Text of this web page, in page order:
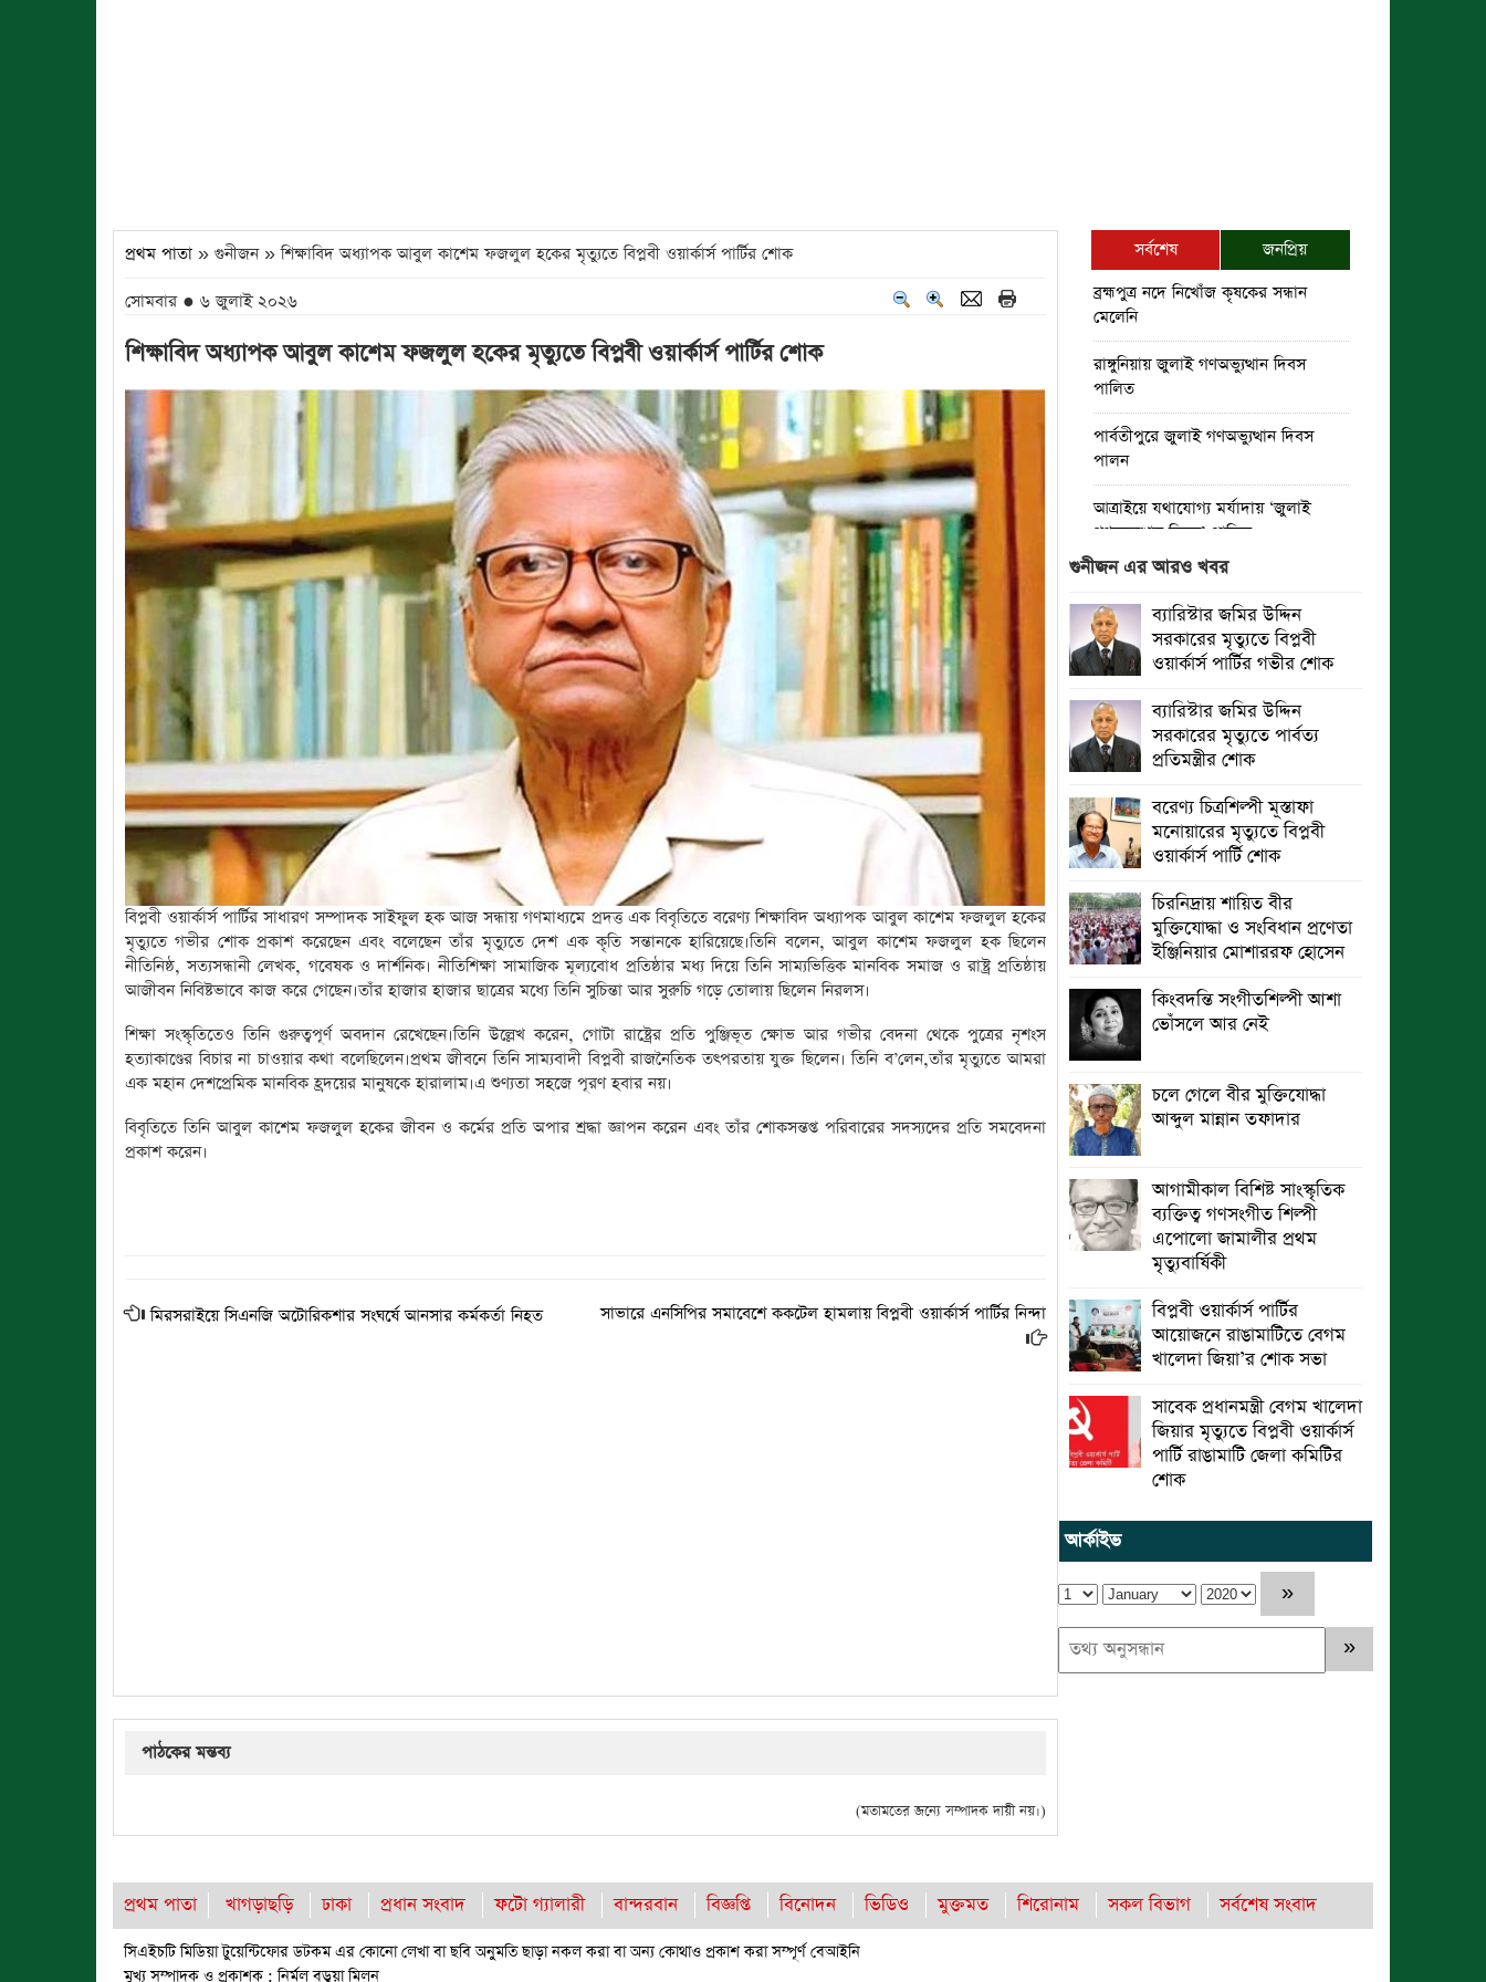
প্রথম পাতা » গুনীজন » শিক্ষাবিদ অধ্যাপক আবুল কাশেম ফজলুল হকের মৃত্যুতে বিপ্লবী ওয়ার্কার্স পার্টির শোক
সোমবার ● ৬ জুলাই ২০২৬
শিক্ষাবিদ অধ্যাপক আবুল কাশেম ফজলুল হকের মৃত্যুতে বিপ্লবী ওয়ার্কার্স পার্টির শোক
বিপ্লবী ওয়ার্কার্স পার্টির সাধারণ সম্পাদক সাইফুল হক আজ সন্ধায় গণমাধ্যমে প্রদত্ত এক বিবৃতিতে বরেণ্য শিক্ষাবিদ অধ্যাপক আবুল কাশেম ফজলুল হকের
মৃত্যুতে গভীর শোক প্রকাশ করেছেন এবং বলেছেন তাঁর মৃত্যুতে দেশ এক কৃতি সন্তানকে হারিয়েছে।তিনি বলেন, আবুল কাশেম ফজলুল হক ছিলেন
নীতিনিষ্ঠ, সত্যসন্ধানী লেখক, গবেষক ও দার্শনিক। নীতিশিক্ষা সামাজিক মূল্যবোধ প্রতিষ্ঠার মধ্য দিয়ে তিনি সাম্যভিত্তিক মানবিক সমাজ ও রাষ্ট্র প্রতিষ্ঠায়
আজীবন নিবিষ্টভাবে কাজ করে গেছেন।তাঁর হাজার হাজার ছাত্রের মধ্যে তিনি সুচিন্তা আর সুরুচি গড়ে তোলায় ছিলেন নিরলস।
শিক্ষা সংস্কৃতিতেও তিনি গুরুত্বপূর্ণ অবদান রেখেছেন।তিনি উল্লেখ করেন, গোটা রাষ্ট্রের প্রতি পুঞ্জিভূত ক্ষোভ আর গভীর বেদনা থেকে পুত্রের নৃশংস
হত্যাকাণ্ডের বিচার না চাওয়ার কথা বলেছিলেন।প্রথম জীবনে তিনি সাম্যবাদী বিপ্লবী রাজনৈতিক তৎপরতায় যুক্ত ছিলেন। তিনি ব’লেন,তাঁর মৃত্যুতে আমরা
এক মহান দেশপ্রেমিক মানবিক হ্রদয়ের মানুষকে হারালাম।এ শুণ্যতা সহজে পূরণ হবার নয়।
বিবৃতিতে তিনি আবুল কাশেম ফজলুল হকের জীবন ও কর্মের প্রতি অপার শ্রদ্ধা জ্ঞাপন করেন এবং তাঁর শোকসন্তপ্ত পরিবারের সদস্যদের প্রতি সমবেদনা
প্রকাশ করেন।
মিরসরাইয়ে সিএনজি অটোরিকশার সংঘর্ষে আনসার কর্মকর্তা নিহত সাভারে এনসিপির সমাবেশে ককটেল হামলায় বিপ্লবী ওয়ার্কার্স পার্টির নিন্দা
সর্বশেষ
জনপ্রিয়
ব্রহ্মপুত্র নদে নিখোঁজ কৃষকের সন্ধান
মেলেনি
রাঙ্গুনিয়ায় জুলাই গণঅভ্যুত্থান দিবস
পালিত
পার্বতীপুরে জুলাই গণঅভ্যুত্থান দিবস
পালন
আত্রাইয়ে যথাযোগ্য মর্যাদায় ‘জুলাই
গণঅভ্যুত্থান দিবস’ পালিত
ঝালকাঠিতে জুলাই গণঅভ্যুত্থান দিবস
পালিত
রাবিপ্রবি’তে ‘জুলাই গণঅভ্যুত্থান
দিবস-২০২৬’ উদযাপিত
প্রত্যেক অপরাধীর বিচার এ দেশেই হবে,
সে যত শক্তিশালীই হোক না কেন”-
চট্টগ্রামে জুলাই গণঅভ্যুত্থান দিবসে
ব্যারিস্টার মীর হেলাল
গণঅভ্যুত্থানের অর্জন আজ রাজনৈতিক
মাফিয়া ও দুর্বৃত্তায়নের খপ্পরে : আবু হাসান
টিপু
রাঙামাটিতে “ফিরে দেখা রক্তঝরা জুলাই-
আগস্ট প্রত্যাশা আর প্রাপ্তি শীর্ষক
“কথকতা” অনুষ্ঠান অনুষ্ঠিত
ছুটির রাতে খোলা ভূমি অফিস, ভেতরে
তহশিলদার
গুনীজন এর আরও খবর
ব্যারিস্টার জমির উদ্দিন
সরকারের মৃত্যুতে বিপ্লবী
ওয়ার্কার্স পার্টির গভীর শোক
ব্যারিস্টার জমির উদ্দিন
সরকারের মৃত্যুতে পার্বত্য
প্রতিমন্ত্রীর শোক
বরেণ্য চিত্রশিল্পী মূস্তাফা
মনোয়ারের মৃত্যুতে বিপ্লবী
ওয়ার্কার্স পার্টি শোক
চিরনিদ্রায় শায়িত বীর
মুক্তিযোদ্ধা ও সংবিধান প্রণেতা
ইঞ্জিনিয়ার মোশাররফ হোসেন
কিংবদন্তি সংগীতশিল্পী আশা
ভোঁসলে আর নেই
চলে গেলে বীর মুক্তিযোদ্ধা
আব্দুল মান্নান তফাদার
আগামীকাল বিশিষ্ট সাংস্কৃতিক
ব্যক্তিত্ব গণসংগীত শিল্পী
এপোলো জামালীর প্রথম
মৃত্যুবার্ষিকী
বিপ্লবী ওয়ার্কার্স পার্টির
আয়োজনে রাঙামাটিতে বেগম
খালেদা জিয়া’র শোক সভা
সাবেক প্রধানমন্ত্রী বেগম খালেদা
জিয়ার মৃত্যুতে বিপ্লবী ওয়ার্কার্স
পার্টি রাঙামাটি জেলা কমিটির
শোক
আর্কাইভ
পাঠকের মন্তব্য
(মতামতের জন্যে সম্পাদক দায়ী নয়।)
প্রথম পাতা খাগড়াছড়ি ঢাকা প্রধান সংবাদ ফটো গ্যালারী বান্দরবান বিজ্ঞপ্তি বিনোদন ভিডিও মুক্তমত শিরোনাম সকল বিভাগ সর্বশেষ সংবাদ
সিএইচটি মিডিয়া টুয়েন্টিফোর ডটকম এর কোনো লেখা বা ছবি অনুমতি ছাড়া নকল করা বা অন্য কোথাও প্রকাশ করা সম্পূর্ণ বেআইনি
মুখ্য সম্পাদক ও প্রকাশক : নির্মল বড়ুয়া মিলন